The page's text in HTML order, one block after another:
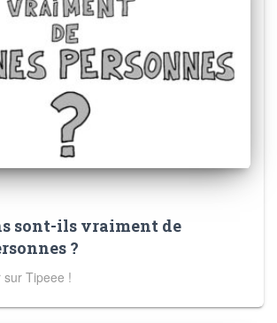
sont-ils vraiment de
?
Tipeee !